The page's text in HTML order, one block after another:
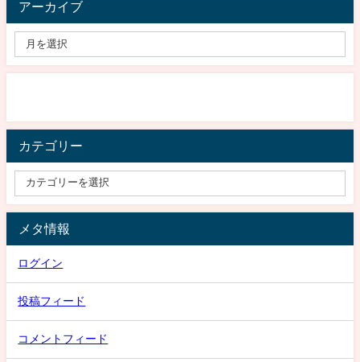
アーカイブ
カテゴリー
メタ情報
ログイン
投稿フィード
コメントフィード